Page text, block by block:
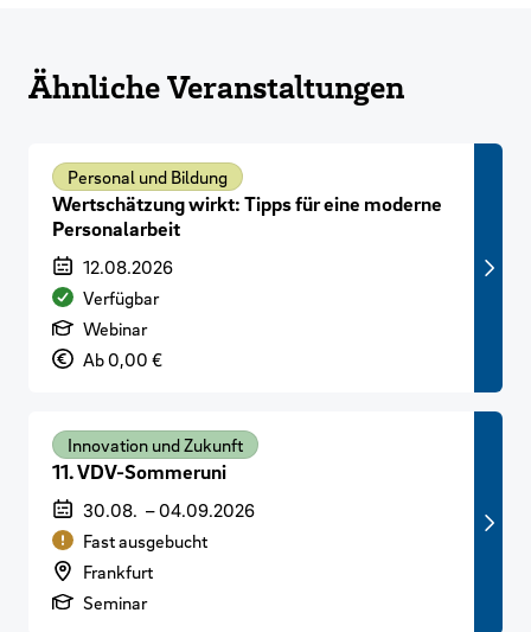
Ähnliche Veranstaltungen
Personal und Bildung
Wertschätzung wirkt: Tipps für eine moderne
Personalarbeit
Veranstaltungszeitraum
12.08.2026
Verfügbarkeit
Verfügbar
Art der Veranstaltung
Webinar
PreisAb 0,00 €
Innovation und Zukunft
11. VDV-Sommeruni
Veranstaltungszeitraum
30.08. –04.09.2026
Verfügbarkeit
Fast ausgebucht
Veranstaltungsort
Frankfurt
Art der Veranstaltung
Seminar